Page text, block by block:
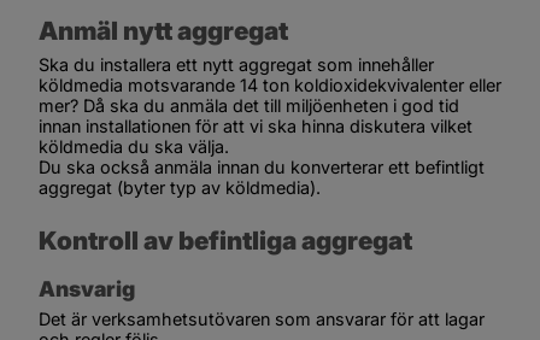
Anmäl nytt aggregat
Ska du installera ett nytt aggregat som innehåller
köldmedia motsvarande 14 ton koldioxidekvivalenter eller
mer? Då ska du anmäla det till miljöenheten i god tid
innan installationen för att vi ska hinna diskutera vilket
köldmedia du ska välja.
Du ska också anmäla innan du konverterar ett befintligt
aggregat (byter typ av köldmedia).
Kontroll av befintliga aggregat
Ansvarig
Det är verksamhetsutövaren som ansvarar för att lagar